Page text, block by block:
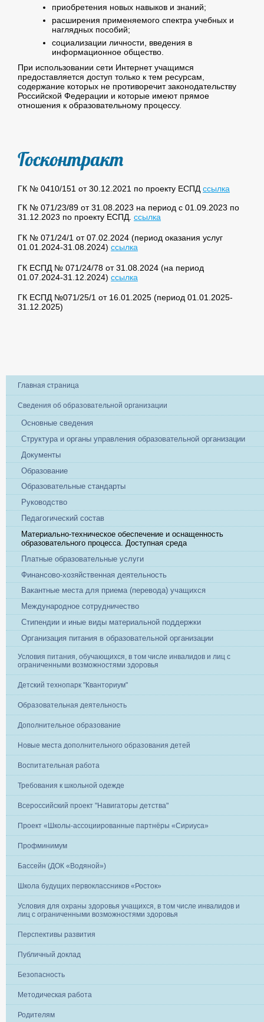
приобретения новых навыков и знаний;
расширения применяемого спектра учебных и
наглядных пособий;
социализации личности, введения в
информационное общество.
При использовании сети Интернет учащимся
предоставляется доступ только к тем ресурсам,
содержание которых не противоречит законодательству
Российской Федерации и которые имеют прямое
отношения к образовательному процессу.
Госконтракт
ГК № 0410/151 от 30.12.2021 по проекту ЕСПД ссылка
ГК № 071/23/89 от 31.08.2023 на период с 01.09.2023 по
31.12.2023 по проекту ЕСПД. ссылка
ГК № 071/24/1 от 07.02.2024 (период оказания услуг
01.01.2024-31.08.2024) ссылка
ГК ЕСПД № 071/24/78 от 31.08.2024 (на период
01.07.2024-31.12.2024) ссылка
ГК ЕСПД №071/25/1 от 16.01.2025 (период 01.01.2025-
31.12.2025)
Главная страница
Сведения об образовательной организации
Основные сведения
Структура и органы управления образовательной организации
Документы
Образование
Образовательные стандарты
Руководство
Педагогический состав
Материально-техническое обеспечение и оснащенность
образовательного процесса. Доступная среда
Платные образовательные услуги
Финансово-хозяйственная деятельность
Вакантные места для приема (перевода) учащихся
Международное сотрудничество
Стипендии и иные виды материальной поддержки
Организация питания в образовательной организации
Условия питания, обучающихся, в том числе инвалидов и лиц с
ограниченными возможностями здоровья
Детский технопарк "Кванториум"
Образовательная деятельность
Дополнительное образование
Новые места дополнительного образования детей
Воспитательная работа
Требования к школьной одежде
Всероссийский проект "Навигаторы детства"
Проект «Школы-ассоциированные партнёры «Сириуса»
Профминимум
Бассейн (ДОК «Водяной»)
Школа будущих первоклассников «Росток»
Условия для охраны здоровья учащихся, в том числе инвалидов и
лиц с ограниченными возможностями здоровья
Перспективы развития
Публичный доклад
Безопасность
Методическая работа
Родителям